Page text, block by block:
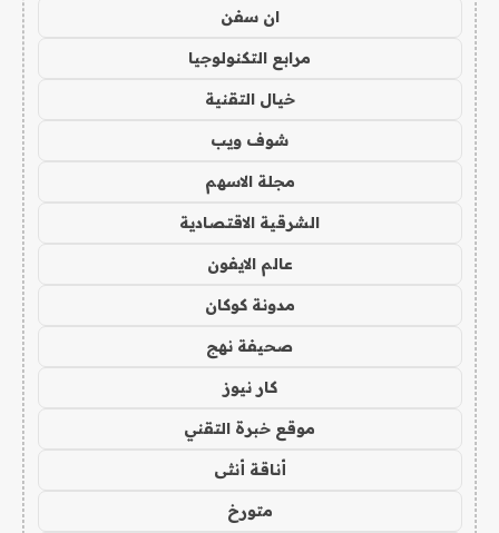
ان سفن
مرابع التكنولوجيا
خيال التقنية
شوف ويب
مجلة الاسهم
الشرقية الاقتصادية
عالم الايفون
مدونة كوكان
صحيفة نهج
كار نيوز
موقع خبرة التقني
أناقة أنثى
متورخ